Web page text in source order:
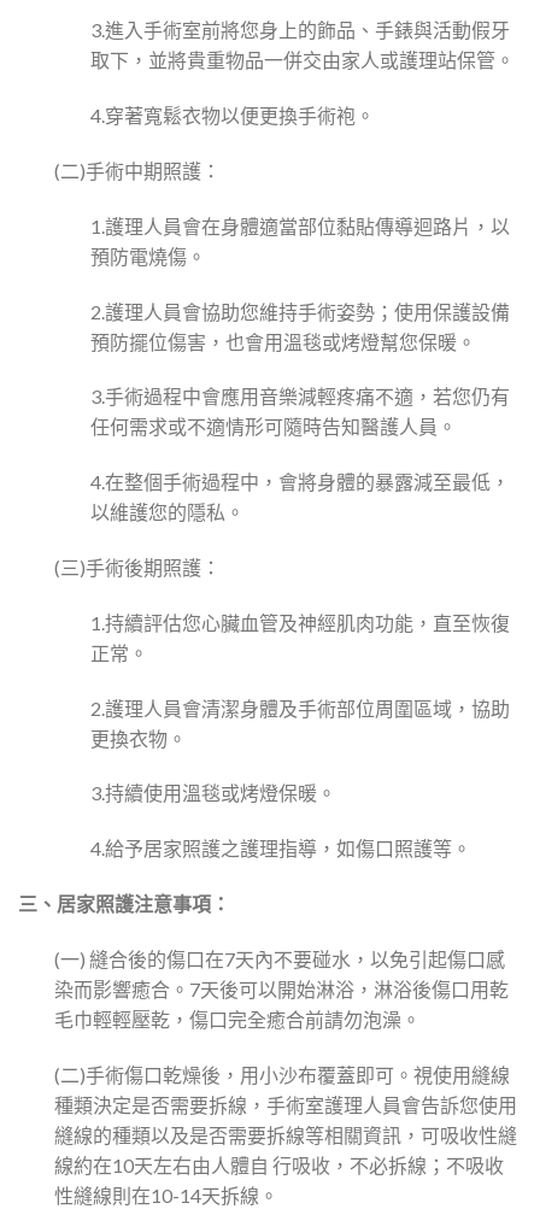
3.進入手術室前將您身上的飾品、手錶與活動假牙
取下，並將貴重物品一併交由家人或護理站保管。
4.穿著寬鬆衣物以便更換手術袍。
(二)手術中期照護：
1.護理人員會在身體適當部位黏貼傳導迴路片，以
預防電燒傷。
2.護理人員會協助您維持手術姿勢；使用保護設備
預防擺位傷害，也會用溫毯或烤燈幫您保暖。
3.手術過程中會應用音樂減輕疼痛不適，若您仍有
任何需求或不適情形可隨時告知醫護人員。
4.在整個手術過程中，會將身體的暴露減至最低，
以維護您的隱私。
(三)手術後期照護：
1.持續評估您心臟血管及神經肌肉功能，直至恢復
正常。
2.護理人員會清潔身體及手術部位周圍區域，協助
更換衣物。
3.持續使用溫毯或烤燈保暖。
4.給予居家照護之護理指導，如傷口照護等。
三、居家照護注意事項：
(一) 縫合後的傷口在7天內不要碰水，以免引起傷口感
染而影響癒合。7天後可以開始淋浴，淋浴後傷口用乾
毛巾輕輕壓乾，傷口完全癒合前請勿泡澡。
(二)手術傷口乾燥後，用小沙布覆蓋即可。視使用縫線
種類決定是否需要拆線，手術室護理人員會告訴您使用
縫線的種類以及是否需要拆線等相關資訊，可吸收性縫
線約在10天左右由人體自 行吸收，不必拆線；不吸收
性縫線則在10-14天拆線。